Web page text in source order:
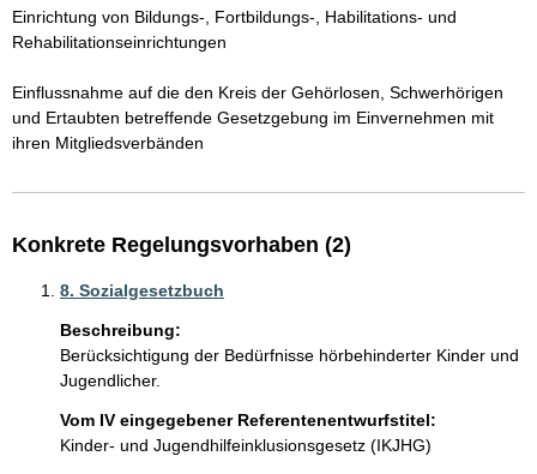
Einrichtung von Bildungs-, Fortbildungs-, Habilitations- und
Rehabilitationseinrichtungen
Einflussnahme auf die den Kreis der Gehörlosen, Schwerhörigen
und Ertaubten betreffende Gesetzgebung im Einvernehmen mit
ihren Mitgliedsverbänden
Konkrete Regelungsvorhaben (2)
8. Sozialgesetzbuch
Beschreibung:
Berücksichtigung der Bedürfnisse hörbehinderter Kinder und
Jugendlicher.
Vom IV eingegebener Referentenentwurfstitel:
Kinder- und Jugendhilfeinklusionsgesetz (IKJHG)